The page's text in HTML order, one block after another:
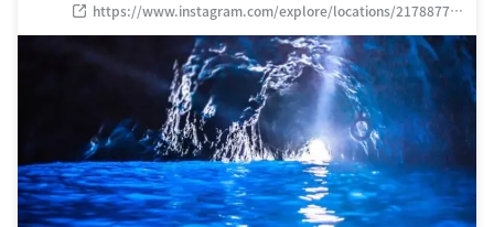
https://www.instagram.com/explore/locations/21788777
9